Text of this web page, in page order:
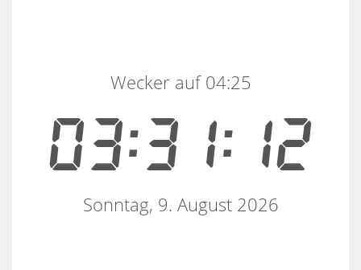
03:31:12
Wecker auf 04:25
Sonntag, 9. August 2026